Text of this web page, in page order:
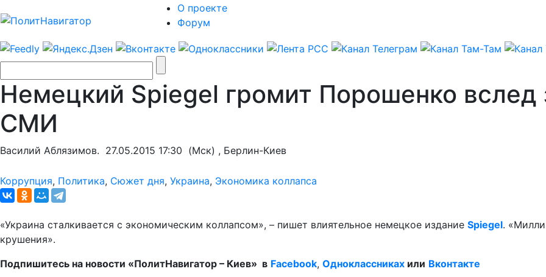
О проекте
Форум
Немецкий Spiegel громит Порошенко вслед
СМИ
Василий Аблязимов. 27.05.2015 17:30 (Мск) , Берлин-Киев
Коррупция, Политика, Сюжет дня, Украина, Экономика коллапса
«Украина сталкивается с экономическим коллапсом», – пишет влиятельное немецкое издание Spiegel.
крушения».
Подпишитесь на новости «ПолитНавигатор – Киев» в Facebook, Одноклассниках или Вконтакте